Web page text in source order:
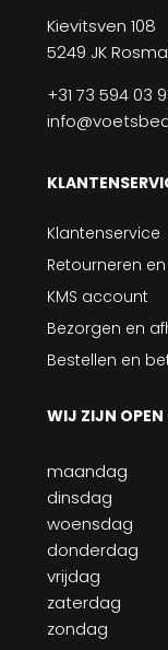
Kievitsven 108
5249 JK
+31 73 594 03
Klantenservice
Retourneren
KMS account
Bezorgen en
Bestellen en
WIJ ZIJN OPEN
maandag
dinsdag
woensdag
donderdag
vrijdag
zaterdag
zondag